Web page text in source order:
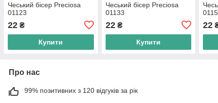
Чеський бісер Preciosa
01123
22 ₴
Купити
Чеський бісер Preciosa
01133
22₴
Купити
22
Про нас
99% позитивних з 120 відгуків за рік